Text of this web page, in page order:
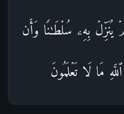
یُنَزِّلۡ بِهِۦ سُلۡطَـٰنࣰا وَأَن
مَا لَا تَعۡلَمُونَ